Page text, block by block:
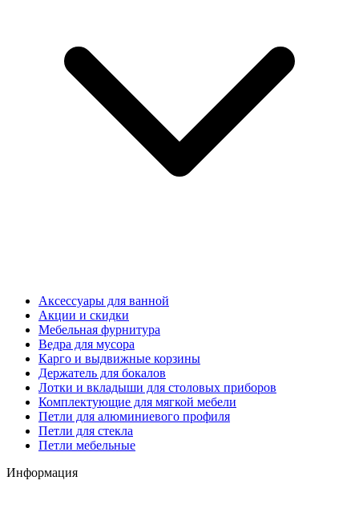
Аксессуары для ванной
Акции и скидки
Мебельная фурнитура
Ведра для мусора
Карго и выдвижные корзины
Держатель для бокалов
Лотки и вкладыши для столовых приборов
Комплектующие для мягкой мебели
Петли для алюминиевого профиля
Петли для стекла
Петли мебельные
Информация